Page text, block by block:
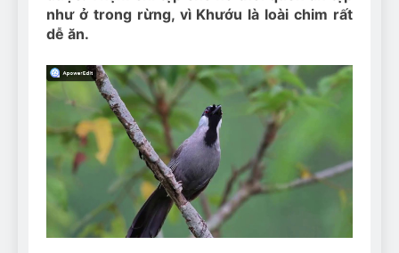
như ở trong rừng, vì Khướu là loài chim rất
dễ ăn.